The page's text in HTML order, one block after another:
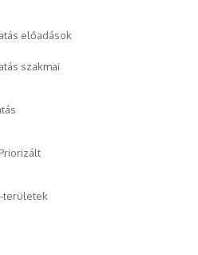
előadások
szakmai
területek